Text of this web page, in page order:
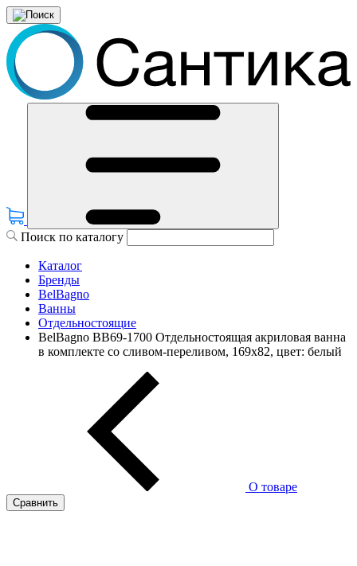
Поиск по каталогу
Каталог
Бренды
BelBagno
Ванны
Отдельностоящие
BelBagno BB69-1700 Отдельностоящая акриловая ванна
в комплекте со сливом-переливом, 169x82, цвет: белый
О товаре
Сравнить